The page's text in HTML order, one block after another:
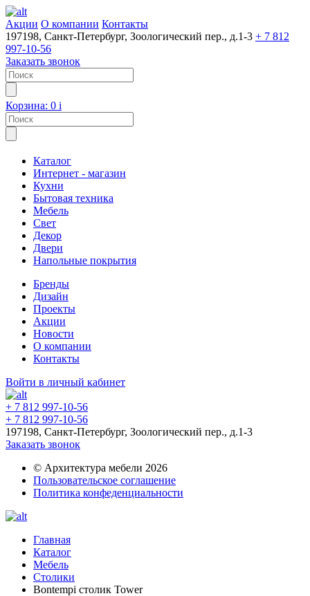
Акции О компании Контакты
197198, Санкт-Петербург, Зоологический пер., д.1-3 + 7 812
997-10-56
Заказать звонок
Корзина: 0 i
Каталог
Интернет - магазин
Кухни
Бытовая техника
Мебель
Свет
Декор
Двери
Напольные покрытия
Бренды
Дизайн
Проекты
Акции
Новости
О компании
Контакты
Войти в личный кабинет
+ 7 812 997-10-56
+ 7 812 997-10-56
197198, Санкт-Петербург, Зоологический пер., д.1-3
Заказать звонок
© Архитектура мебели 2026
Пользовательское соглашение
Политика конфеденциальности
Главная
Каталог
Мебель
Столики
Bontempi столик Tower